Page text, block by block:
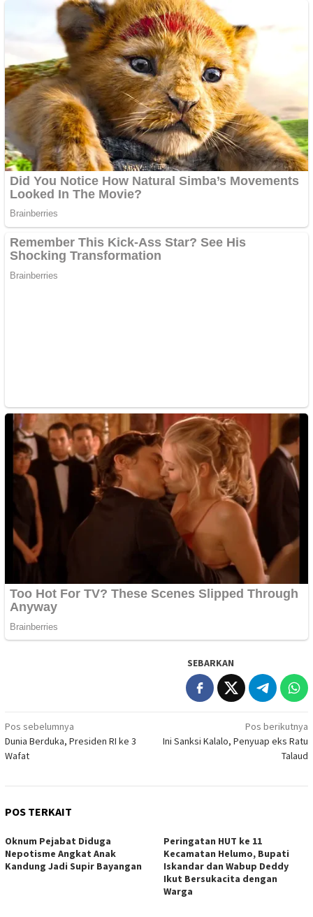
SEBARKAN
Navigasi
pos
Pos sebelumnya
Dunia Berduka, Presiden RI ke 3
Wafat
Pos berikutnya
Ini Sanksi Kalalo, Penyuap eks Ratu
Talaud
POS TERKAIT
Oknum Pejabat Diduga
Nepotisme Angkat Anak
Kandung Jadi Supir Bayangan
Peringatan HUT ke 11
Kecamatan Helumo, Bupati
Iskandar dan Wabup Deddy
Ikut Bersukacita dengan
Warga